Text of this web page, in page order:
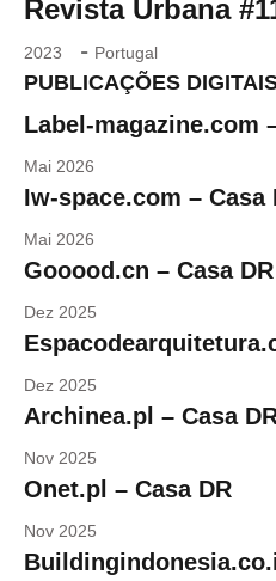
Revista Urbana
2023 - Portugal
PUBLICAÇÕES
Label-magazine.com
Mai 2026
Iw-space.com – Casa
Mai 2026
Gooood.cn – Casa DR
Dez 2025
Dez 2025
Archinea.pl – Casa
Nov 2025
Onet.pl – Casa DR
Nov 2025